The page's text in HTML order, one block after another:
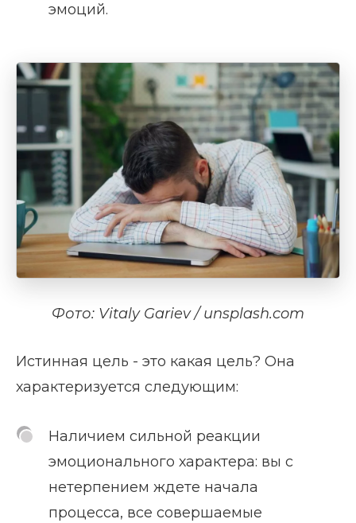
эмоций.
Фото: Vitaly Gariev / unsplash.com
Истинная цель - это какая цель? Она
характеризуется следующим:
Наличием сильной реакции
эмоционального характера: вы с
нетерпением ждете начала
процесса, все совершаемые